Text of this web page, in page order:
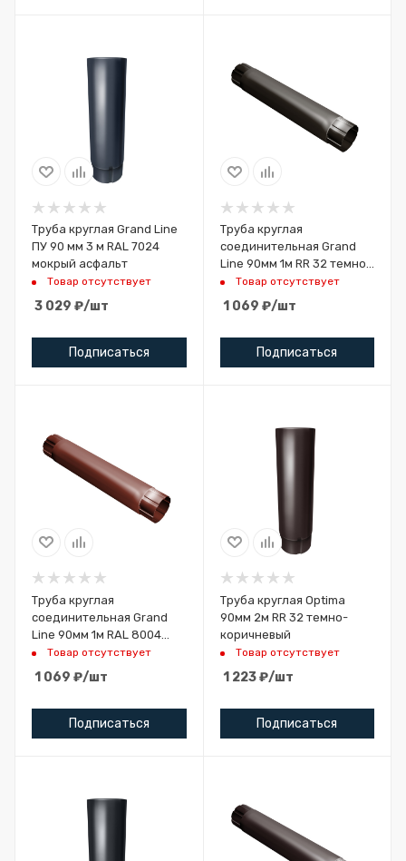
Труба круглая Grand Line
ПУ 90 мм 3 м RAL 7024
мокрый асфальт
Товар отсутствует
3 029 ₽/шт
Подписаться
Труба круглая
соединительная Grand
Line 90мм 1м RR 32 темно-
коричневый
Товар отсутствует
1 069 ₽/шт
Подписаться
Труба круглая
соединительная Grand
Line 90мм 1м RAL 8004
терракота
Товар отсутствует
1 069 ₽/шт
Подписаться
Труба круглая Optima
90мм 2м RR 32 темно-
коричневый
Товар отсутствует
1 223₽/шт
Подписаться